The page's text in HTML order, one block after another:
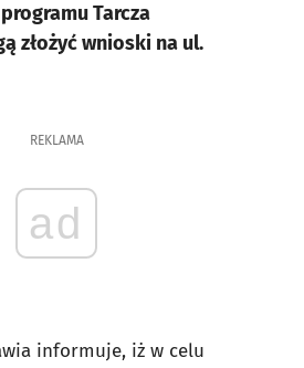
Tarcza
złożyć wnioski na ul.
REKLAMA
ad
informuje, iż w celu